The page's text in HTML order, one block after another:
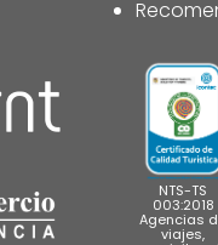
NTS-TS
003:2018
Agencias
viajes,